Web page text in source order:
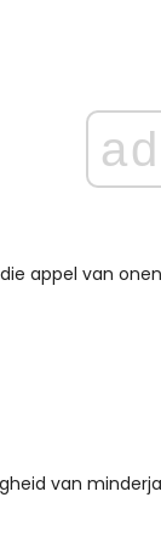
ad
appel van
van